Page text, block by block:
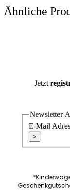
Ähnliche
Jetzt
Newsletter
E-Mail
>